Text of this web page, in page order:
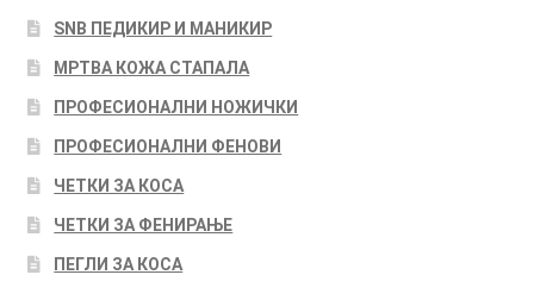
SNB ПЕДИКИР И МАНИКИР
МРТВА КОЖА СТАПАЛА
ПРОФЕСИОНАЛНИ НОЖИЧКИ
ПРОФЕСИОНАЛНИ ФЕНОВИ
ЧЕТКИ ЗА КОСА
ЧЕТКИ ЗА ФЕНИРАЊЕ
ПЕГЛИ ЗА КОСА